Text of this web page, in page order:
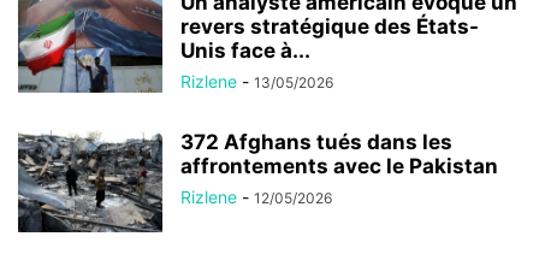
revers stratégique des États-
Unis face à...
Rizlene - 13/05/2026
372 Afghans tués dans les
affrontements avec le Pakistan
Rizlene - 12/05/2026